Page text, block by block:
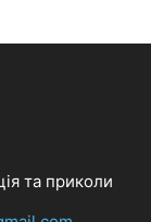
та приколи